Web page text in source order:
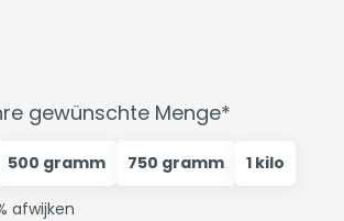
gewünschte Menge*
500 gramm 750 gramm 1 kilo
afwijken